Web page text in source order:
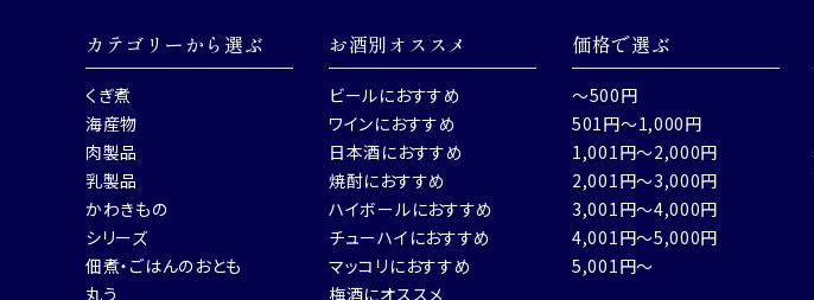
カテゴリーから選ぶ
くぎ煮
海産物
肉製品
乳製品
かわきもの
シリーズ
佃煮・ごはんのおとも
丸う
お酒別オススメ
ビールにおすすめ
ワインにおすすめ
日本酒におすすめ
焼酎におすすめ
ハイボールにおすすめ
チューハイにおすすめ
マッコリにおすすめ
梅酒にオススメ
価格で選ぶ
～500円
501円～1,000円
1,001円～2,000円
2,001円～3,000円
3,001円～4,000円
4,001円～5,000円
5,001円～